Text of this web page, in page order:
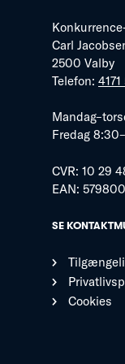
Carl
2500 Valby
Telefon:
Fredag
CVR: 10 29
EAN:
SE
Cookies